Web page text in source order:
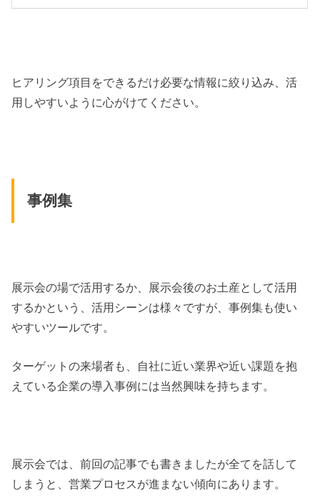
ヒアリング項目をできるだけ必要な情報に絞り込み、活
用しやすいように心がけてください。
事例集
展示会の場で活用するか、展示会後のお土産として活用
するかという、活用シーンは様々ですが、事例集も使い
やすいツールです。
ターゲットの来場者も、自社に近い業界や近い課題を抱
えている企業の導入事例には当然興味を持ちます。
展示会では、前回の記事でも書きましたが全てを話して
しまうと、営業プロセスが進まない傾向にあります。